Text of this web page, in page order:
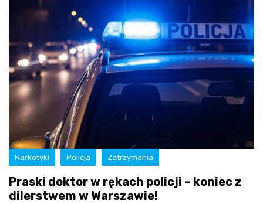
Narkotyki Policja Zatrzymania
Praski doktor w rękach policji – koniec z
dilerstwem w Warszawie!